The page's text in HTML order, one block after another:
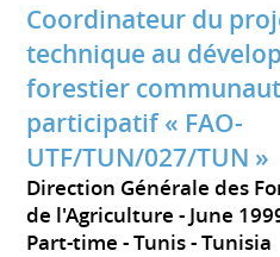
Coordinateur du
technique au
forestier
participatif « FAO-
UTF/TUN/027/TUN »
Direction Générale des
de l'Agriculture
June
Part-time
Tunis Tunisia